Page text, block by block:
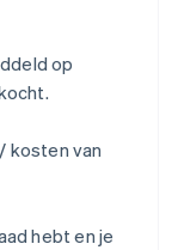
op
kosten van
hebt en je